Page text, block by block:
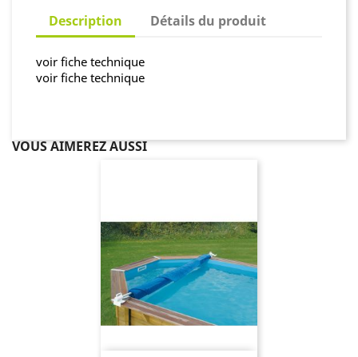
Description Détails du produit
voir fiche technique
voir fiche technique
VOUS AIMEREZ AUSSI